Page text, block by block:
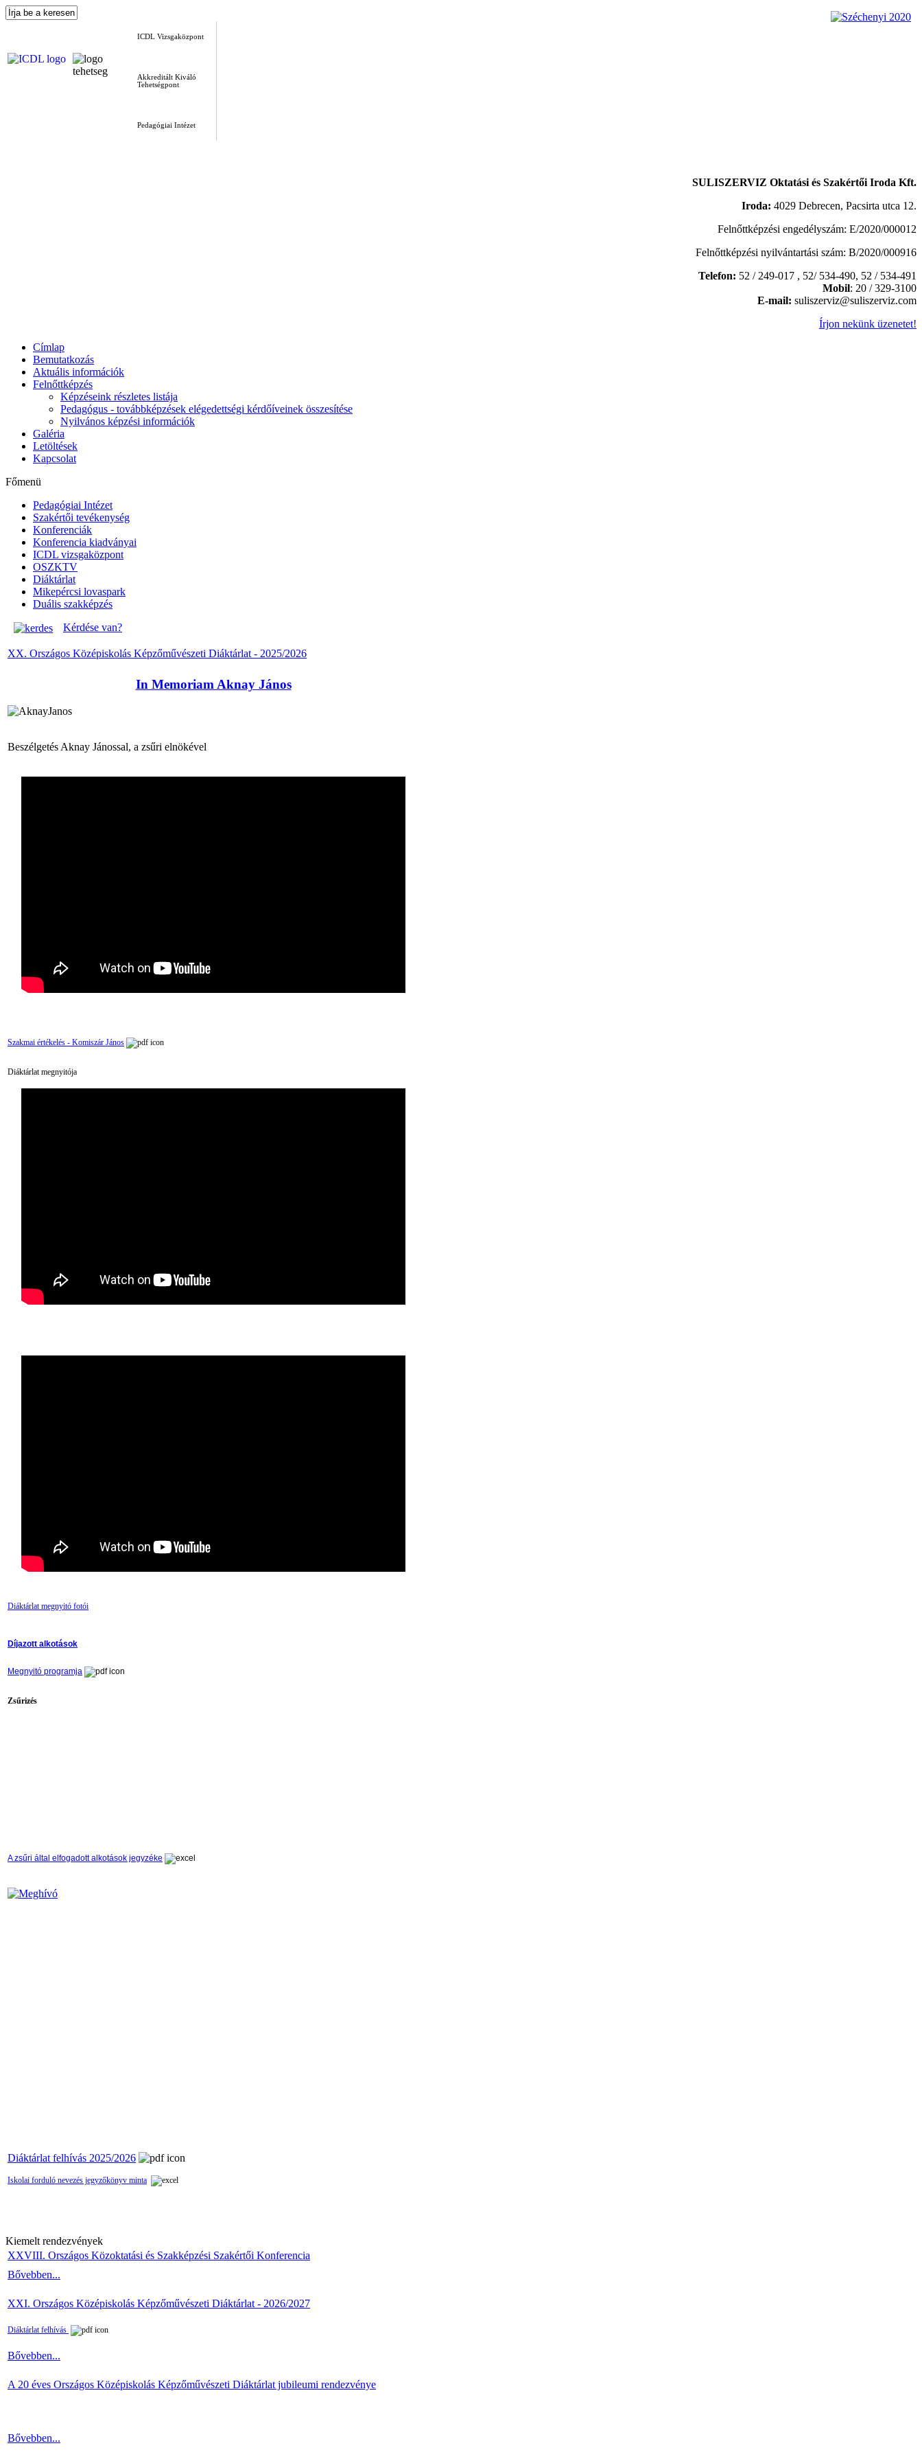
ICDL Vizsgaközpont
Akkreditált Kiváló
Tehetségpont
Pedagógiai Intézet
SULISZERVIZ Oktatási és Szakértői Iroda Kft.
Iroda: 4029 Debrecen, Pacsirta utca 12.
Felnőttképzési engedélyszám: E/2020/000012
Felnőttképzési nyilvántartási szám: B/2020/000916
Telefon: 52 / 249-017 , 52/ 534-490, 52 / 534-491
Mobil: 20 / 329-3100
E-mail: suliszerviz@suliszerviz.com
Írjon nekünk üzenetet!
Címlap
Bemutatkozás
Aktuális információk
Felnőttképzés
Képzéseink részletes listája
Pedagógus - továbbképzések elégedettségi kérdőíveinek összesítése
Nyilvános képzési információk
Galéria
Letöltések
Kapcsolat
Főmenü
Pedagógiai Intézet
Szakértői tevékenység
Konferenciák
Konferencia kiadványai
ICDL vizsgaközpont
OSZKTV
Diáktárlat
Mikepércsi lovaspark
Duális szakképzés
Kérdése van?
XX. Országos Középiskolás Képzőművészeti Diáktárlat - 2025/2026
In Memoriam Aknay János
Beszélgetés Aknay Jánossal, a zsűri elnökével
Szakmai értékelés - Komiszár János
Diáktárlat megnyitója
Diáktárlat megnyitó fotói
Díjazott alkotások
Megnyitó programja
Zsűrizés
A zsűri által elfogadott alkotások jegyzéke
Diáktárlat felhívás 2025/2026
Iskolai forduló nevezés jegyzőkönyv minta
Kiemelt rendezvények
XXVIII. Országos Közoktatási és Szakképzési Szakértői Konferencia
Bővebben...
XXI. Országos Középiskolás Képzőművészeti Diáktárlat - 2026/2027
Diáktárlat felhívás
Bővebben...
A 20 éves Országos Középiskolás Képzőművészeti Diáktárlat jubileumi rendezvénye
Bővebben...